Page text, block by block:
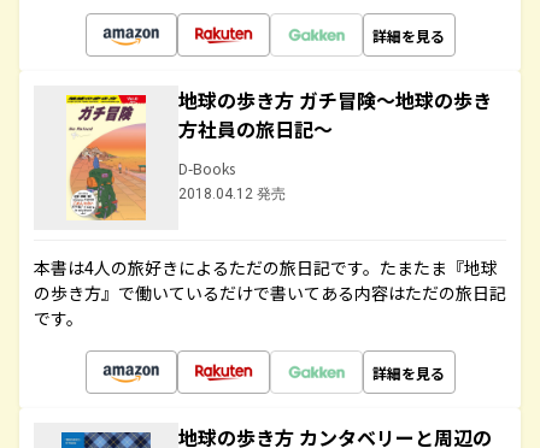
詳細を見る
地球の歩き方 ガチ冒険～地球の歩き
方社員の旅日記～
D-Books
2018.04.12 発売
本書は4人の旅好きによるただの旅日記です。たまたま『地球
の歩き方』で働いているだけで書いてある内容はただの旅日記
です。
詳細を見る
地球の歩き方 カンタベリーと周辺の